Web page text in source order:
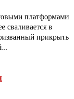
платформами
сваливается в
прикрыть